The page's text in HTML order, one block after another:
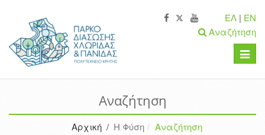
ΕΛ | EN
Αναζήτηση
Toggle
Αναζήτηση
Αρχική / Η Φύση Αναζήτηση